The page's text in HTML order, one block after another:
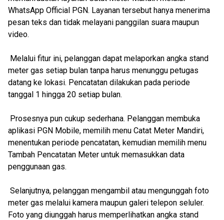
WhatsApp Official PGN. Layanan tersebut hanya menerima
pesan teks dan tidak melayani panggilan suara maupun
video.
Melalui fitur ini, pelanggan dapat melaporkan angka stand
meter gas setiap bulan tanpa harus menunggu petugas
datang ke lokasi. Pencatatan dilakukan pada periode
tanggal 1 hingga 20 setiap bulan.
Prosesnya pun cukup sederhana. Pelanggan membuka
aplikasi PGN Mobile, memilih menu Catat Meter Mandiri,
menentukan periode pencatatan, kemudian memilih menu
Tambah Pencatatan Meter untuk memasukkan data
penggunaan gas.
Selanjutnya, pelanggan mengambil atau mengunggah foto
meter gas melalui kamera maupun galeri telepon seluler.
Foto yang diunggah harus memperlihatkan angka stand